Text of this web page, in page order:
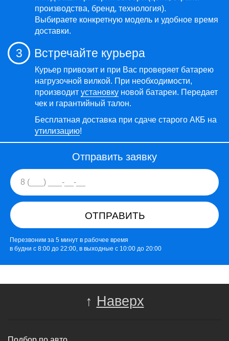
производства, бренд, технология).
Выбираете конкретную модель и удобное время
доставки.
3 Встречайте курьера
Курьер привозит и при Вас проверяет батарею
нагрузочной вилкой. При необходимости,
производит установку новой батареи. Передает
чек и гарантийный талон.
Бесплатная доставка при сдаче старого АКБ на
утилизацию!
Отправить заявку
ОТПРАВИТЬ
Перезвоним за 5 минут в рабочее время
в будни с 8:00 до 22:00, в выходные с 10:00 до 20:00
↑ Наверх